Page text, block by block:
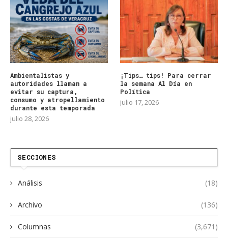
Ambientalistas y
autoridades llaman a
evitar su captura,
consumo y atropellamiento
durante esta temporada
julio 28, 2026
¡Tips… tips! Para cerrar
la semana Al Día en
Política
julio 17, 2026
SECCIONES
Análisis (18)
Archivo (136)
Columnas (3,671)